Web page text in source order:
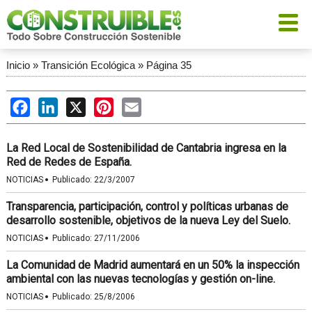
Inicio» Transición Ecológica» Página 35
FacebookLinkedIn
X PinterestEmail
La Red Local de Sostenibilidad de Cantabria ingresa en la
Red de Redes de España.
NOTICIAS · Publicado: 22/3/2007
Transparencia, participación, control y políticas urbanas de
desarrollo sostenible, objetivos de la nueva Ley del Suelo.
NOTICIAS · Publicado: 27/11/2006
La Comunidad de Madrid aumentará en un 50% la inspección
ambiental con las nuevas tecnologías y gestión on-line.
NOTICIAS · Publicado: 25/8/2006